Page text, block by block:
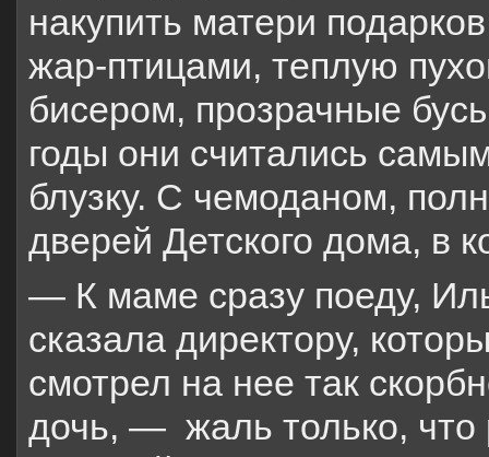
накупить матери
жар-птицами, теплую
бисером, прозрачные
годы они считались
блузку. С чемоданом,
дверей Детского дома, в
— К маме сразу поеду,
сказала директору,
смотрел на нее так
дочь, — жаль только, что